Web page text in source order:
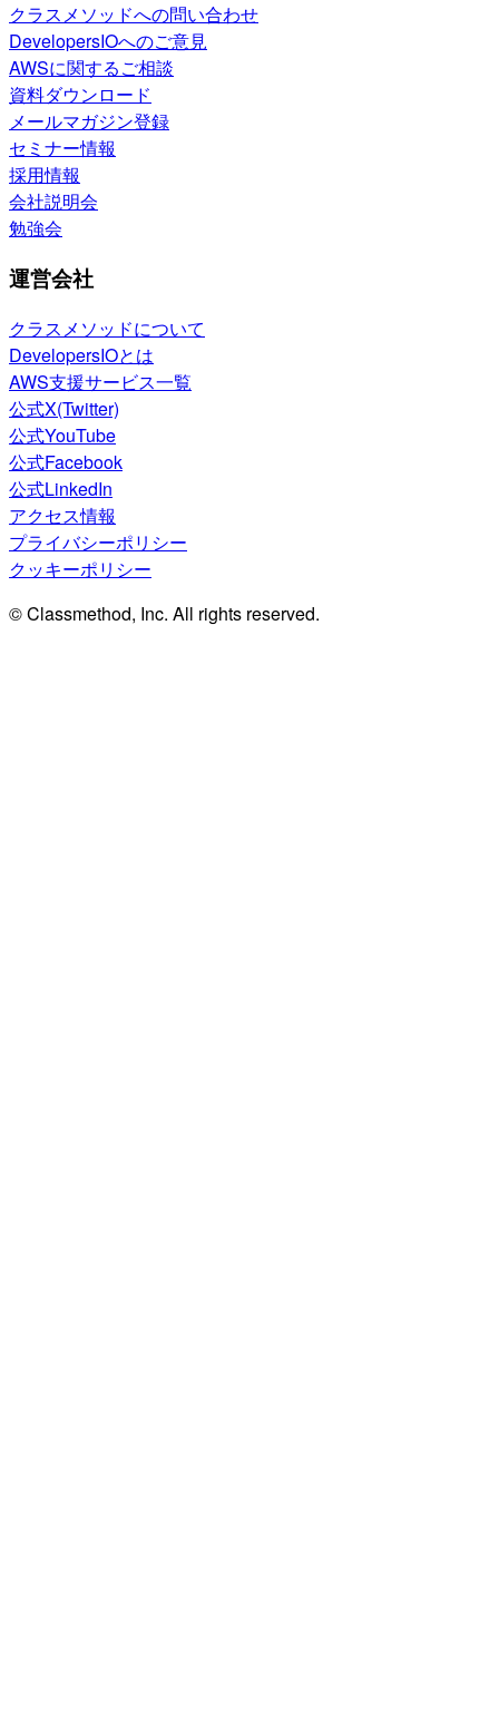
クラスメソッドへの問い合わせ
DevelopersIOへのご意見
AWSに関するご相談
資料ダウンロード
メールマガジン登録
セミナー情報
採用情報
会社説明会
勉強会
運営会社
クラスメソッドについて
DevelopersIOとは
AWS支援サービス一覧
公式X(Twitter)
公式YouTube
公式Facebook
公式LinkedIn
アクセス情報
プライバシーポリシー
クッキーポリシー
© Classmethod, Inc. All rights reserved.